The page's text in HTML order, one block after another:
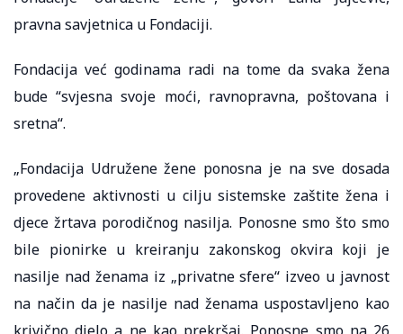
pravna savjetnica u Fondaciji.
Fondacija već godinama radi na tome da svaka žena
bude “svjesna svoje moći, ravnopravna, poštovana i
sretna“.
„Fondacija Udružene žene ponosna je na sve dosada
provedene aktivnosti u cilju sistemske zaštite žena i
djece žrtava porodičnog nasilja. Ponosne smo što smo
bile pionirke u kreiranju zakonskog okvira koji je
nasilje nad ženama iz „privatne sfere“ izveo u javnost
na način da je nasilje nad ženama uspostavljeno kao